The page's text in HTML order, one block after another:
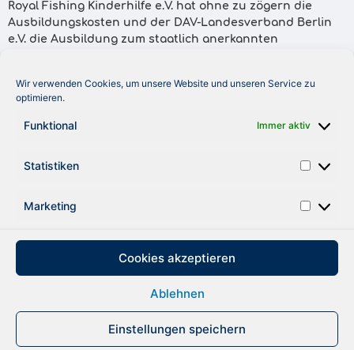
Wir verwenden Cookies, um unsere Website und unseren Service zu
optimieren.
Funktional Immer aktiv
Statistiken
Marketing
Cookies akzeptieren
Ablehnen
Einstellungen speichern
Royal Fishing Kinderhilfe e.V. hat ohne zu zögern die
Ausbildungskosten und der DAV-Landesverband Berlin
e.V. die Ausbildung zum staatlich anerkannten
Feuereifer, sehr viel Disziplin und Ausdauer bei der
Sache. Die Royal Fishing Kinderhilfe überreichte jedem
erfolgreichen Jungangler eine tolle Angelausrüstung. ..
für die Kinder kostenlos.“
DATENSCHUTZ IMPRESSUM